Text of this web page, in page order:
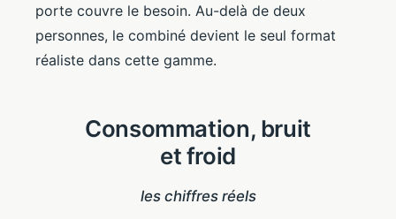
porte couvre le besoin. Au-delà de deux
personnes, le combiné devient le seul format
réaliste dans cette gamme.
Consommation, bruit
et froid
les chiffres réels